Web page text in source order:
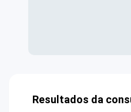
Resultados da